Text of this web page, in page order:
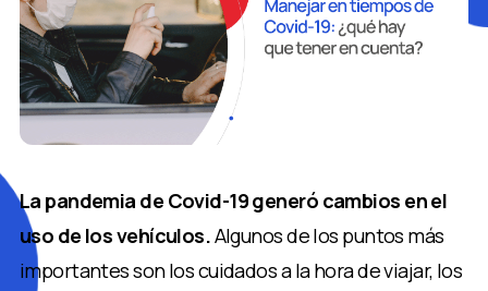
La pandemia de Covid-19 generó cambios en el
uso de los vehículos.Algunos de los puntos más
importantes son los cuidados a la hora de viajar, los